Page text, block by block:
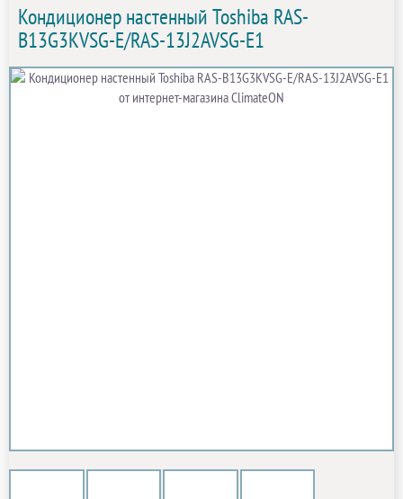
Кондиционер настенный Toshiba RAS-
B13G3KVSG-E/RAS-13J2AVSG-E1